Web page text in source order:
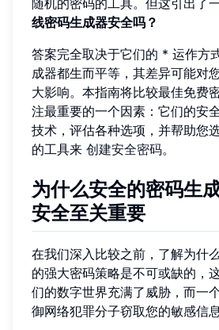
线密码生成器安全吗？
答案完全取决于它们的 * 运作方
成器都生而平等，其差异可能对
大影响。本指南将比较最佳免费
注最重要的一个因素：它们的安
技术，评估各种选项，并帮助您
的工具来 创建安全密码。
为什么安全的密码生
安全至关重要
在我们深入比较之前，了解为什
的强大密码策略是不可或缺的，
们的数字世界充满了威胁，而一
御网络犯罪分子窃取您的敏感信